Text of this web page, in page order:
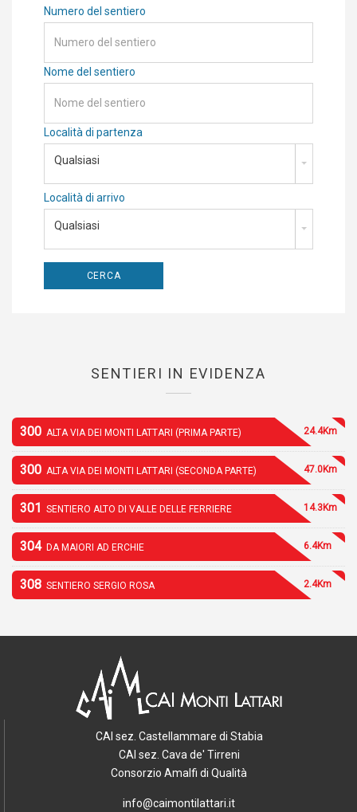
Numero del sentiero
Nome del sentiero
Località di partenza
Qualsiasi
Località di arrivo
Qualsiasi
SENTIERI IN EVIDENZA
300 ALTA VIA DEI MONTI LATTARI (PRIMA PARTE) 24.4Km
300 ALTA VIA DEI MONTI LATTARI (SECONDA PARTE) 47.0Km
301 SENTIERO ALTO DI VALLE DELLE FERRIERE 14.3Km
304 DA MAIORI AD ERCHIE 6.4Km
308 SENTIERO SERGIO ROSA 2.4Km
CAI sez. Castellammare di Stabia
CAI sez. Cava de' Tirreni
Consorzio Amalfi di Qualità
info@caimontilattari.it